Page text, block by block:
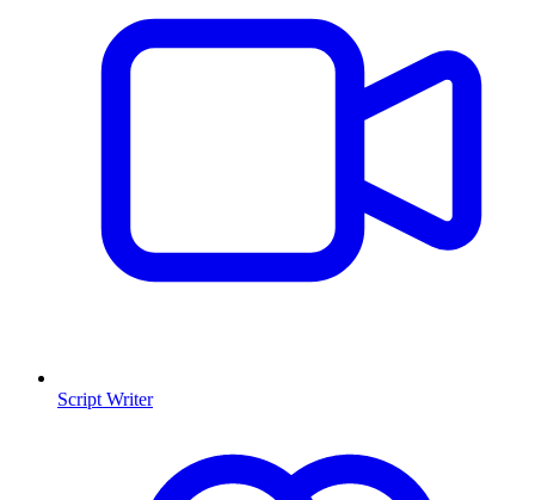
Script Writer